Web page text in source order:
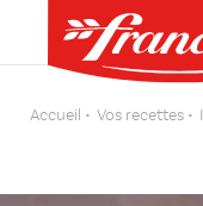
Accueil Vos recettes